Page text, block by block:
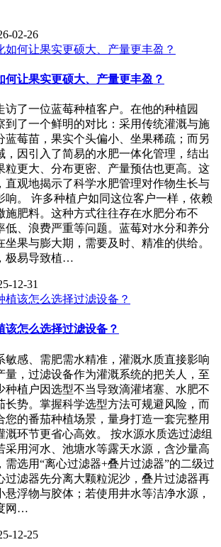
02-26
何让果实更硕大、产量更丰盈？
访了一位蓝莓种植客户。在他的种植园
到了一个鲜明的对比：采用传统灌溉与施
蓝莓苗，果实个头偏小、坐果稀疏；而另
，因引入了简易的水肥一体化管理，结出
粒更大、分布更密、产量预估也更高。这
直观地揭示了科学水肥管理对作物生长与
响。 许多种植户如同这位客户一样，依赖
施肥料。这种方式往往存在水肥分布不
低、浪费严重等问题。蓝莓对水分和养分
坐果与膨大期，需要及时、精准的供给。
极易导致植…
12-31
该怎么选择过滤设备？
敏感、需肥需水精准，灌溉水质直接影响
量，过滤设备作为灌溉系统的把关人，至
种植户因选型不当导致滴灌堵塞、水肥不
长势。掌握科学选型方法可规避风险，而
您的番茄种植场景，量身打造一套完整用
溉环节更省心高效。 按水源水质选过滤组
采用河水、池塘水等露天水源，含沙量高
需选用“离心过滤器+叠片过滤器”的二级过
过滤器先分离大颗粒泥沙，叠片过滤器再
悬浮物与胶体；若使用井水等洁净水源，
网…
12-25